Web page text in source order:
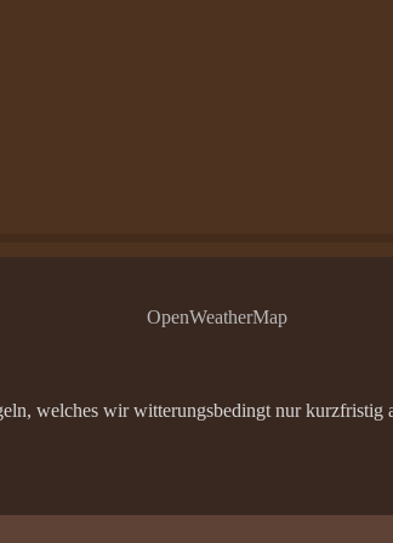
OpenWeatherMap
welches wir witterungsbedingt nur